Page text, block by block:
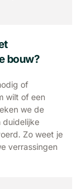
bouw?
of
wilt of een
we de
duidelijke
Zo weet je
verrassingen